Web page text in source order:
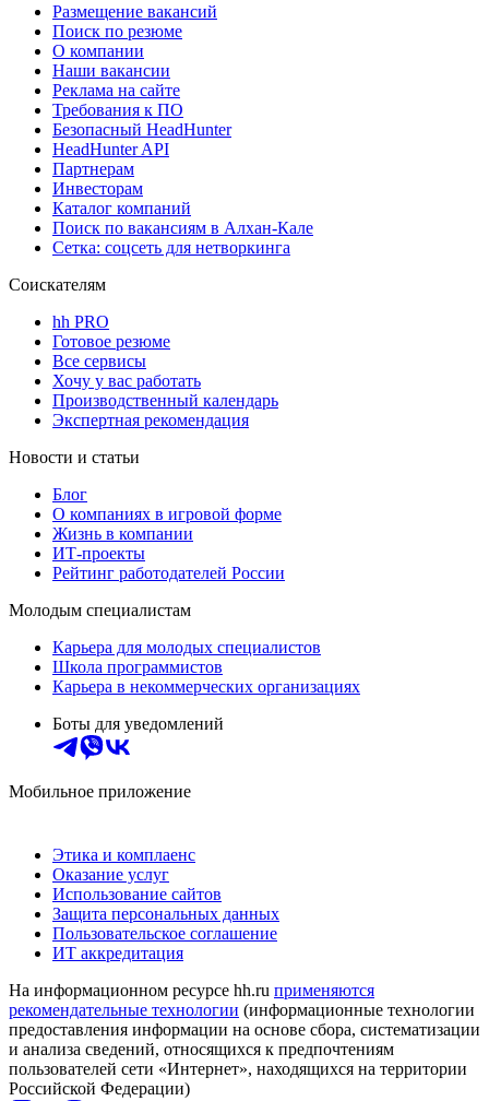
Размещение вакансий
Поиск по резюме
О компании
Наши вакансии
Реклама на сайте
Требования к ПО
Безопасный HeadHunter
HeadHunter API
Партнерам
Инвесторам
Каталог компаний
Поиск по вакансиям в Алхан-Кале
Сетка: соцсеть для нетворкинга
Соискателям
hh PRO
Готовое резюме
Все сервисы
Хочу у вас работать
Производственный календарь
Экспертная рекомендация
Новости и статьи
Блог
О компаниях в игровой форме
Жизнь в компании
ИТ-проекты
Рейтинг работодателей России
Молодым специалистам
Карьера для молодых специалистов
Школа программистов
Карьера в некоммерческих организациях
Боты для уведомлений
Мобильное приложение
Этика и комплаенс
Оказание услуг
Использование сайтов
Защита персональных данных
Пользовательское соглашение
ИТ аккредитация
На информационном ресурсе hh.ru применяются
рекомендательные технологии (информационные технологии
предоставления информации на основе сбора, систематизации
и анализа сведений, относящихся к предпочтениям
пользователей сети «Интернет», находящихся на территории
Российской Федерации)